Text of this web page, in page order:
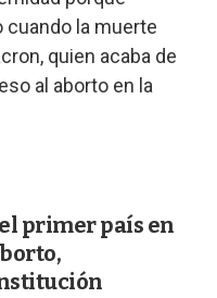
la muerte
quien acaba de
al aborto en la
primer país en